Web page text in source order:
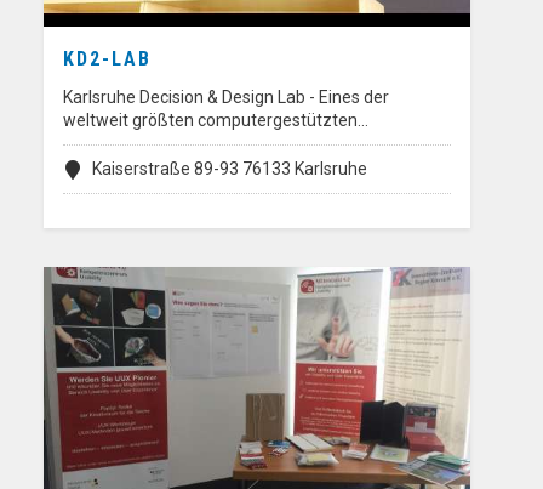
KD2-LAB
Karlsruhe Decision & Design Lab - Eines der
weltweit größten computergestützten…
Kaiserstraße 89-93 76133 Karlsruhe